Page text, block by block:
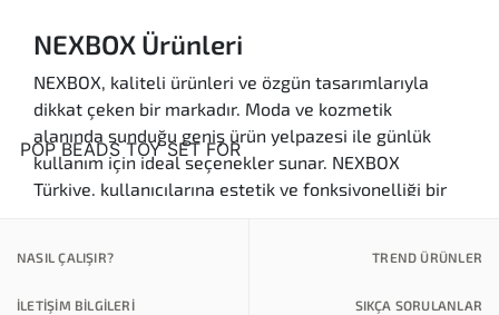
NEXBOX Ürünleri
NEXBOX, kaliteli ürünleri ve özgün tasarımlarıyla
dikkat çeken bir markadır. Moda ve kozmetik
alanında sunduğu geniş ürün yelpazesi ile günlük
kullanım için ideal seçenekler sunar. NEXBOX
Türkiye, kullanıcılarına estetik ve fonksiyonelliği bir
şıklığı hem de kalitesi ile öne çıkmaktadır.
NASIL ÇALIŞIR? TREND ÜRÜNLER
İLETİŞİM BİLGİLERİ SIKÇA SORULANLAR